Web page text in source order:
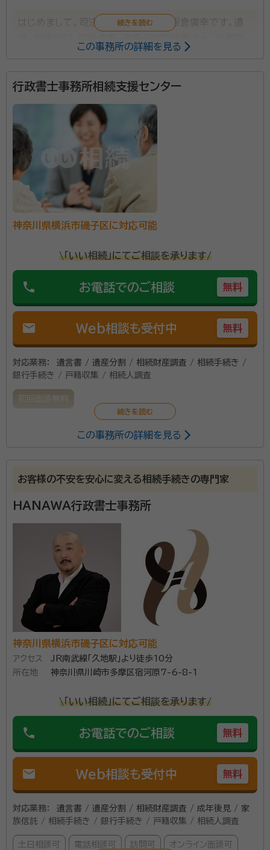
はじめまして。司法書士・行政書士の板倉廣幸です。遺
たらぜひお問合せ下さい。出張相談はもちろん、夜間や
土日祝日でも可能な限り対応致しますので、よろしくお
願い致します。
この事務所の詳細を見る
行政書士事務所相続支援センター
神奈川県横浜市磯子区に対応可能
\「いい相続」にてご相談を承ります/
phone お電話でのご相談 無料
mail Web相談も受付中 無料
対応業務：
遺言書 / 遺産分割 / 相続財産調査 / 相続手続き /
銀行手続き / 戸籍収集 / 相続人調査
初回面談無料
この事務所の詳細を見る
お客様の不安を安心に変える相続手続きの専門家
HANAWA行政書士事務所
神奈川県横浜市磯子区に対応可能
アクセス
JR南武線「久地駅」より徒歩10分
所在地
神奈川県川崎市多摩区宿河原7-6-8-1
\「いい相続」にてご相談を承ります/
phone お電話でのご相談 無料
mail Web相談も受付中 無料
対応業務：
遺言書 / 遺産分割 / 相続財産調査 / 成年後見 / 家
族信託 / 相続手続き / 銀行手続き / 戸籍収集 / 相続人調査
土日相談可 電話相談可 訪問可 オンライン面談可